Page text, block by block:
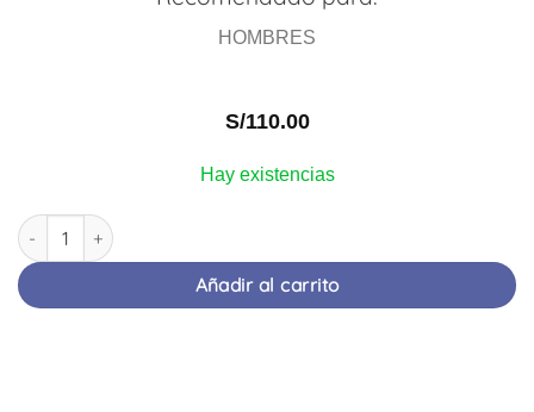
HOMBRES
S/110.00
Hay existencias
MASTAPLEX | Masteron | 10 ml Vial | KIEV PHARMA cantidad
Añadir al carrito